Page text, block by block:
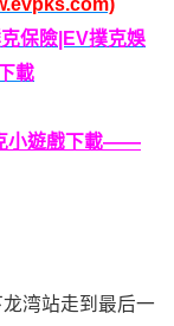
保險|EV撲克娛
載
小遊戲下載——
湾站走到最后一